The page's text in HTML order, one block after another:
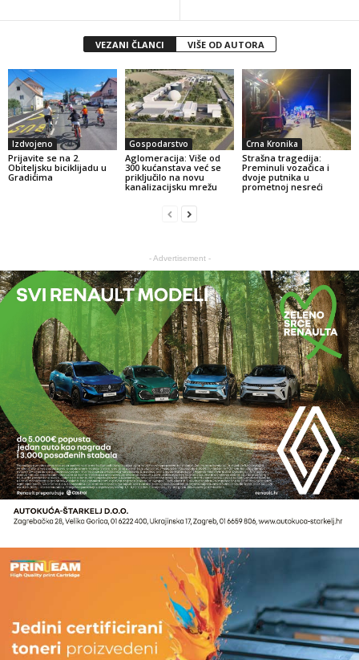
VEZANI ČLANCI VIŠE OD AUTORA
Izdvojeno
Prijavite se na 2.
Obiteljsku biciklijadu u
Gradićima
Gospodarstvo
Aglomeracija: Više od
300 kućanstava već se
priključilo na novu
kanalizacijsku mrežu
Crna Kronika
Strašna tragedija:
Preminuli vozačica i
dvoje putnika u
prometnoj nesreći
- Advertisement -